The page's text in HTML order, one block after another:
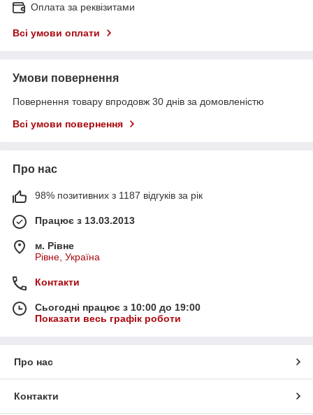
Оплата за реквізитами
Всі умови оплати
Умови повернення
Повернення товару впродовж 30 днів за домовленістю
Всі умови повернення
Про нас
98% позитивних з 1187 відгуків за рік
Працює з 13.03.2013
м. Рівне
Рівне, Україна
Контакти
Сьогодні працює з 10:00 до 19:00
Показати весь графік роботи
Про нас
Контакти